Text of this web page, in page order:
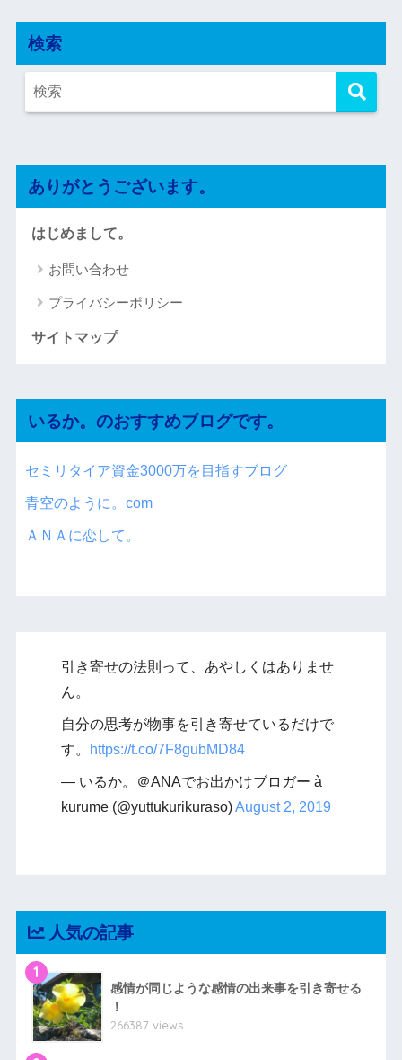
検索
ありがとうございます。
はじめまして。
お問い合わせ
プライバシーポリシー
サイトマップ
いるか。のおすすめブログです。
セミリタイア資金3000万を目指すブログ
青空のように。com
ＡＮＡに恋して。
引き寄せの法則って、あやしくはありませ
ん。
自分の思考が物事を引き寄せているだけで
す。
https://t.co/7F8gubMD84
— いるか。＠ANAでお出かけブロガー à
kurume (@yuttukurikuraso)August 2, 2019
人気の記事
1
感情が同じような感情の出来事を引き寄せる
！
266387 views